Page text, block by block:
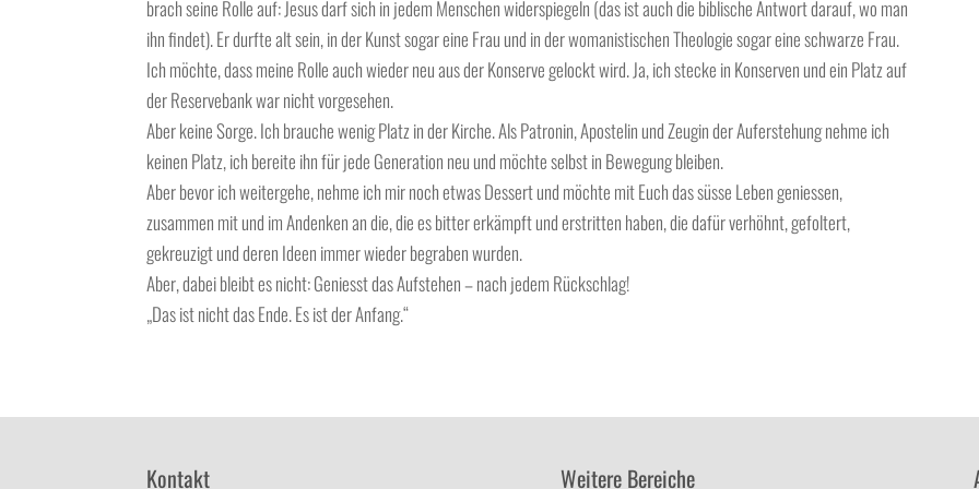
brach seine Rolle auf: Jesus darf sich in jedem Menschen widerspiegeln (das ist auch die biblische Antwort darauf, wo man
ihn findet). Er durfte alt sein, in der Kunst sogar eine Frau und in der womanistischen Theologie sogar eine schwarze Frau.
Ich möchte, dass meine Rolle auch wieder neu aus der Konserve gelockt wird. Ja, ich stecke in Konserven und ein Platz auf
der Reservebank war nicht vorgesehen.
Aber keine Sorge. Ich brauche wenig Platz in der Kirche. Als Patronin, Apostelin und Zeugin der Auferstehung nehme ich
keinen Platz, ich bereite ihn für jede Generation neu und möchte selbst in Bewegung bleiben.
Aber bevor ich weitergehe, nehme ich mir noch etwas Dessert und möchte mit Euch das süsse Leben geniessen,
zusammen mit und im Andenken an die, die es bitter erkämpft und erstritten haben, die dafür verhöhnt, gefoltert,
gekreuzigt und deren Ideen immer wieder begraben wurden.
Aber, dabei bleibt es nicht: Geniesst das Aufstehen – nach jedem Rückschlag!
„Das ist nicht das Ende. Es ist der Anfang.“
Kontakt Weitere Bereiche